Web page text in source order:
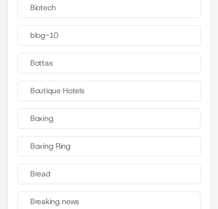
Biotech
blog-10
Bottas
Boutique Hotels
Boxing
Boxing Ring
Bread
Breaking news